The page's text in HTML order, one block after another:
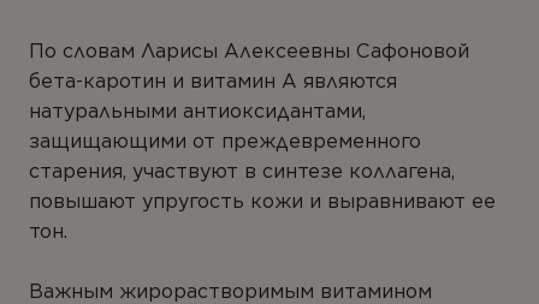
По словам Ларисы Алексеевны Сафоновой
бета-каротин и витамин А являются
натуральными антиоксидантами,
защищающими от преждевременного
старения, участвуют в синтезе коллагена,
повышают упругость кожи и выравнивают ее
тон.
Важным жирорастворимым витамином